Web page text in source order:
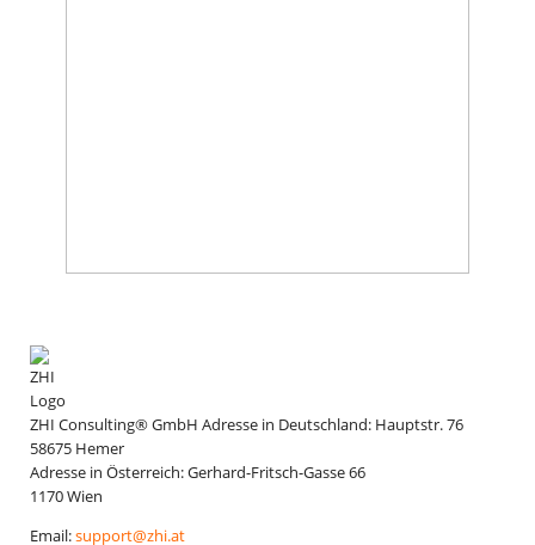
ZHI Consulting® GmbH Adresse in Deutschland: Hauptstr. 76
58675 Hemer
Adresse in Österreich:Gerhard-Fritsch-Gasse 66
1170Wien
Email:support@zhi.at